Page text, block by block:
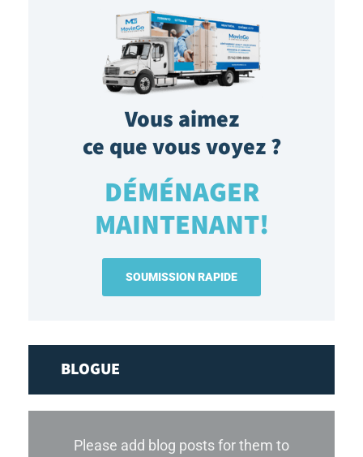
Vous aimez
ce que vous voyez ?
DÉMÉNAGER
MAINTENANT!
SOUMISSION RAPIDE
BLOGUE
Please add blog posts for them to